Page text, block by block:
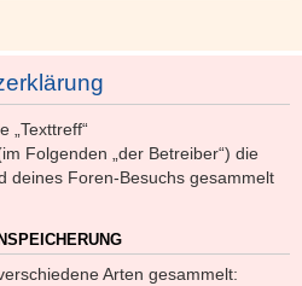
„Texttreff“
Folgenden „der Betreiber“) die
deines Foren-Besuchs gesammelt
Arten gesammelt: